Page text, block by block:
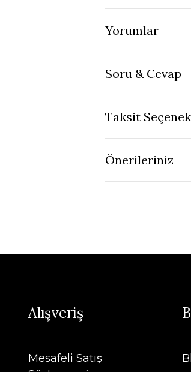
Yorumlar
Soru & Cevap
Taksit
Önerileriniz
Alışveriş
Mesafeli Satış